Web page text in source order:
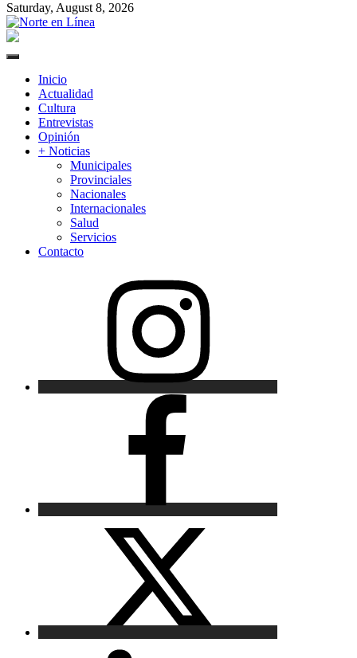
Saturday, August 8, 2026
Primary
Inicio
Actualidad
Cultura
Entrevistas
Opinión
+ Noticias
Municipales
Provinciales
Nacionales
Internacionales
Salud
Servicios
Contacto